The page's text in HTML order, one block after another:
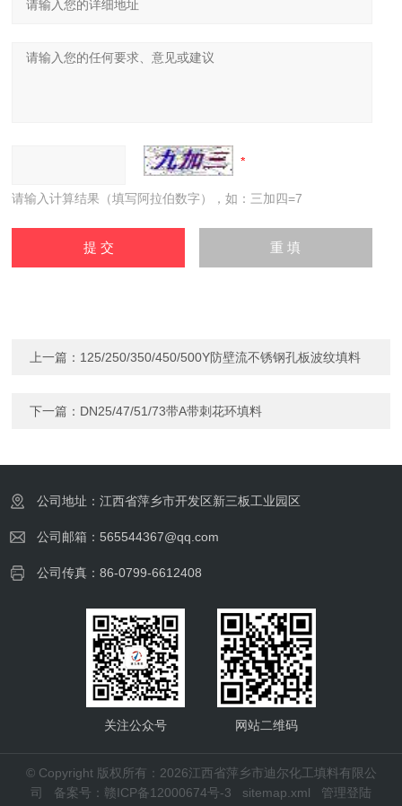
请输入计算结果（填写阿拉伯数字），如：三加四=7
上一篇： 125/250/350/450/500Y防壁流不锈钢孔板波纹填料
下一篇： DN25/47/51/73带A带刺花环填料
公司地址：江西省萍乡市开发区新三板工业园区
公司邮箱：565544367@qq.com
公司传真：86-0799-6612408
关注公众号 网站二维码
© Copyright 版权所有：2026江西省萍乡市迪尔化工填料有限公
司 备案号：赣ICP备12000674号-3 sitemap.xml 管理登陆